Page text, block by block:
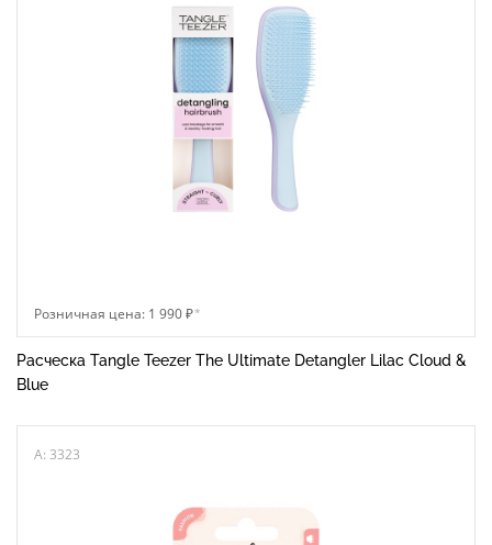
Розничная цена: 1 990 ₽*
Расческа Tangle Teezer The Ultimate Detangler Lilac Cloud &
Blue
A: 3323